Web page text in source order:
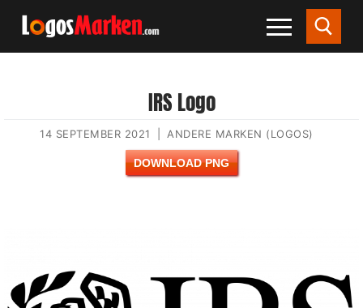
IRS Logo
14 SEPTEMBER 2021 ANDERE MARKEN (LOGOS)
DOWNLOAD PNG